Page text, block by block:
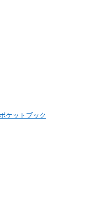
ケットブック